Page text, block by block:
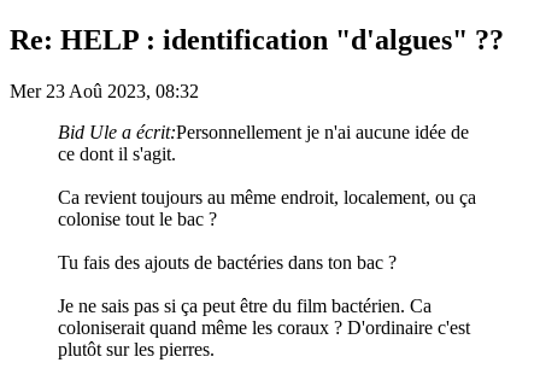
Re: HELP : identification "d'algues" ??
Mer 23 Aoû 2023, 08:32
Bid Ule a écrit:Personnellement je n'ai aucune idée de
ce dont il s'agit.
Ca revient toujours au même endroit, localement, ou ça
colonise tout le bac ?
Tu fais des ajouts de bactéries dans ton bac ?
Je ne sais pas si ça peut être du film bactérien. Ca
coloniserait quand même les coraux ? D'ordinaire c'est
plutôt sur les pierres.